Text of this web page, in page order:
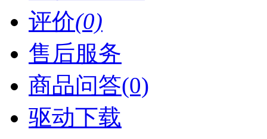
评价(0)
售后服务
商品问答(0)
驱动下载